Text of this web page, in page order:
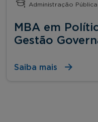
Administração Pública
MBA em
Gestão
Saiba mais